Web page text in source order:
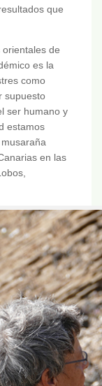
que
de
es la
como
supuesto
ser humano y
estamos
en las